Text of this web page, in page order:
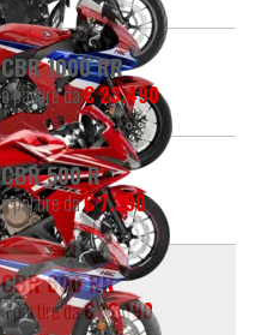
CBR 1000 RR
a partire da€ 23.490
CBR 500 R
a partire da€ 7.390
CBR 600 RR
a partire da€ 12.190